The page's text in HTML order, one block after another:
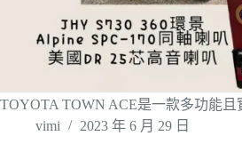
TOYOTA TOWN ACE是一款多功能
vimi
2023 年 6 月 29 日